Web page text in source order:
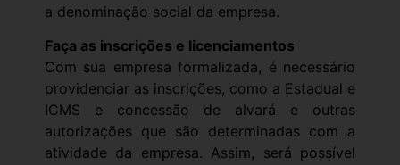
a denominação social da empresa.
Faça as inscrições e licenciamentos
Com sua empresa formalizada, é necessário
providenciar as inscrições, como a Estadual e
ICMS e concessão de alvará e outras
autorizações que são determinadas com a
atividade da empresa. Assim, será possível